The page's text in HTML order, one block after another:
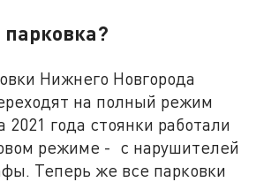
Нижнего Новгорода
на полный режим
2021 года стоянки работали
режиме - с нарушителей
Теперь же все парковки